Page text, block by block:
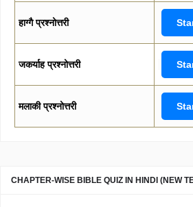
हाग्गै प्रश्नोत्तरी
जकर्याह प्रश्नोत्तरी
मलाकी प्रश्नोत्तरी
CHAPTER-WISE BIBLE QUIZ IN HINDI (NEW